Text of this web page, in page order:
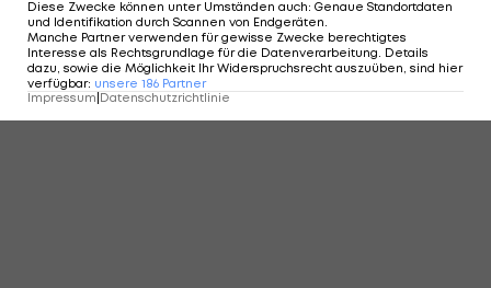
Salzburger Minamino (27., 39.) sorgt mit einem
Doppelpack für die 2:0-Führung, Rupp (76.) gelingt
nicht mehr als der Anschlusstreffer.
Diese Zwecke können unter Umständen auch: Genaue Standortdaten
und Identifikation durch Scannen von Endgeräten.
Manche Partner verwenden für gewisse Zwecke berechtigtes
Interesse als Rechtsgrundlage für die Datenverarbeitung. Details
dazu, sowie die Möglichkeit Ihr Widerspruchsrecht auszuüben, sind hier
verfügbar: unsere 186 Partner
Impressum Datenschutzrichtlinie